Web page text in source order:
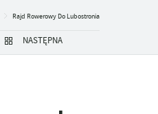
Rajd Rowerowy Do Lubostronia
NASTĘPNA